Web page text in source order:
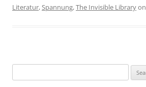
Literatur,Spannung,The Invisible Libraryon
for: